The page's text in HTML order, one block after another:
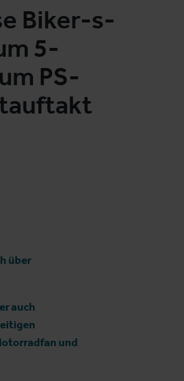
Biker-s-
5-
PS-
über
auch
und